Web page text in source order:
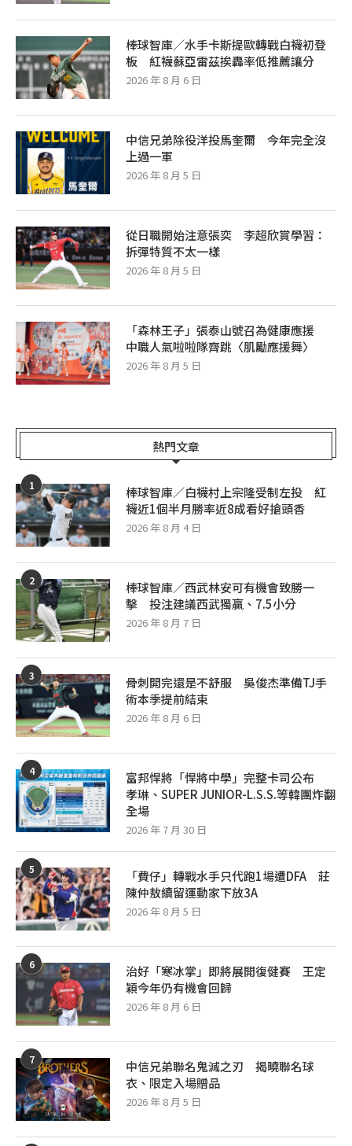
棒球智庫／水手卡斯提歐轉戰白襪初登
板 紅襪蘇亞雷茲挨轟率低推薦讓分
2026 年 8 月 6 日
中信兄弟除役洋投馬奎爾 今年完全沒
上過一軍
2026 年 8 月 5 日
從日職開始注意張奕 李超欣賞學習：
拆彈特質不太一樣
2026 年 8 月 5 日
「森林王子」張泰山號召為健康應援
中職人氣啦啦隊齊跳〈肌勵應援舞〉
2026 年 8 月 5 日
熱門文章
1
棒球智庫／白襪村上宗隆受制左投 紅
襪近1個半月勝率近8成看好搶頭香
2026 年 8 月 4 日
2
棒球智庫／西武林安可有機會致勝一
擊 投注建議西武獨贏、7.5小分
2026 年 8 月 7 日
3
骨刺開完還是不舒服 吳俊杰準備TJ手
術本季提前結束
2026 年 8 月 6 日
4
富邦悍將「悍將中學」完整卡司公布
孝琳、SUPER JUNIOR-L.S.S.等韓團炸翻
全場
2026 年 7 月 30 日
5
「費仔」轉戰水手只代跑1場遭DFA 莊
陳仲敖續留運動家下放3A
2026 年 8 月 5 日
6
治好「寒冰掌」即將展開復健賽 王定
穎今年仍有機會回歸
2026 年 8 月 6 日
7
中信兄弟聯名鬼滅之刃 揭曉聯名球
衣、限定入場贈品
2026 年 8 月 5 日